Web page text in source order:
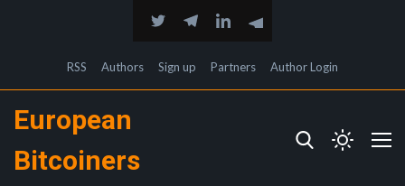
RSS Authors Sign up Partners Author Login
European
Bitcoiners